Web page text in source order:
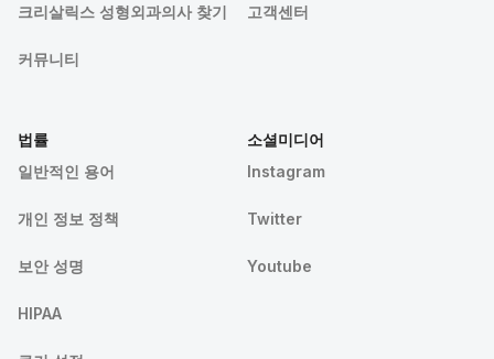
크리살릭스 성형외과의사 찾기
커뮤니티
고객센터
법률
일반적인 용어
개인 정보 정책
보안 성명
HIPAA
소셜미디어
Instagram
Twitter
Youtube